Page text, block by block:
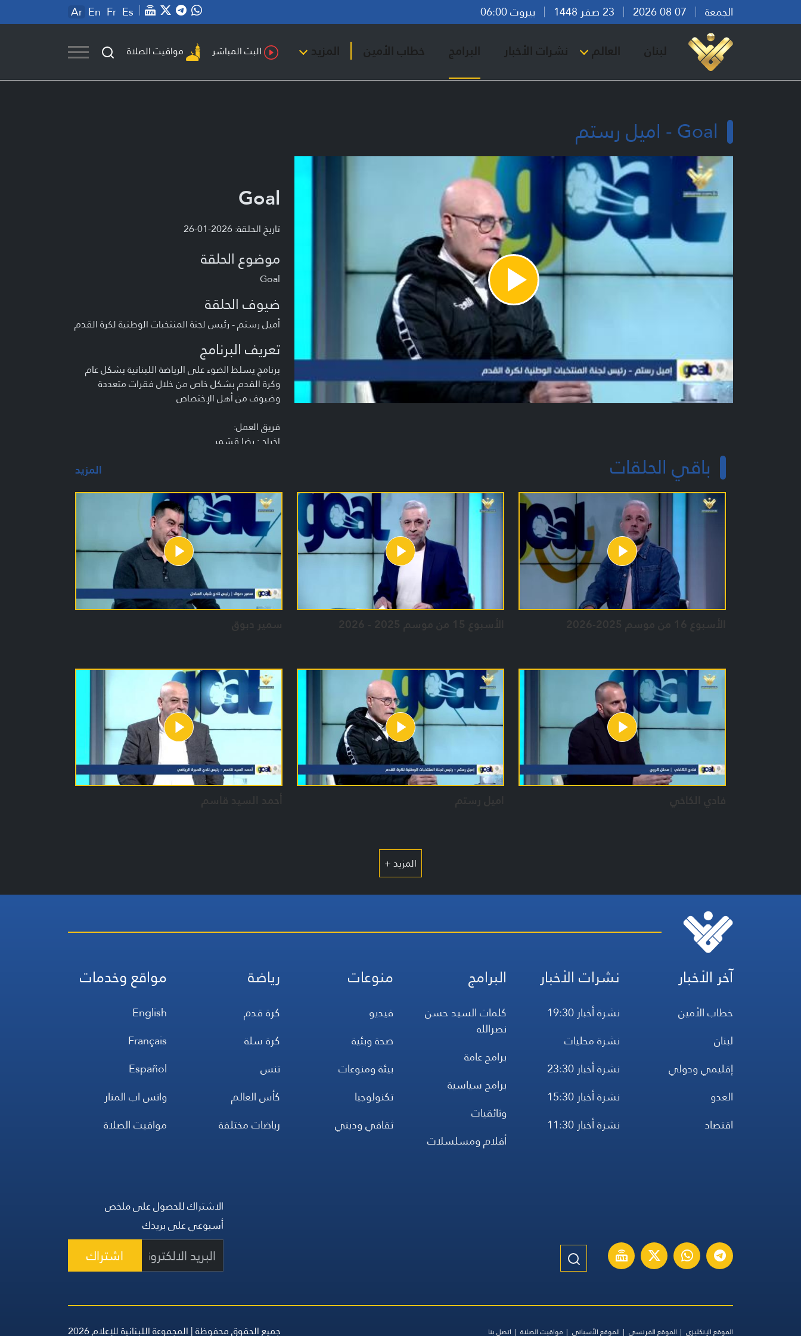
الجمعة بيروت 06:00 Ar En Fr Es
لبنان العالم نشرات الأخبار البرامج خطاب الأمين المزيد البث المباشر مواقيت الصلاة
Goal - اميل رستم
Play
Video
Goal
تاريخ الحلقة: 2026-01-26
موضوع الحلقة
Goal
ضيوف الحلقة
أميل رستم - رئيس لجنة المنتخبات الوطنية لكرة القدم
تعريف البرنامج
برنامج يسلط الضوء على الرياضة اللبنانية بشكل عام
وكرة القدم بشكل خاص من خلال فقرات متعددة
وضيوف من أهل الإختصاص
فريق العمل:
إخراج : رضا قشمر
باقي الحلقات المزيد
الأسبوع 16 من موسم 2025-2026 الأسبوع 15 من موسم 2025 - 2026 سمير دبوق
فادي الكاخي اميل رستم أحمد السيد قاسم
المزيد +
آخر الأخبار
خطاب الأمين
لبنان
إقليمي ودولي
العدو
اقتصاد
نشرات الأخبار
نشرة أخبار 19:30
نشرة محليات
نشرة أخبار 23:30
نشرة أخبار 15:30
نشرة أخبار 11:30
البرامج
كلمات السيد حسن
نصرالله
برامج عامة
برامج سياسية
وثائقيات
أفلام ومسلسلات
منوعات
فيديو
صحة وبئية
بيئة ومنوعات
تكنولوجيا
ثقافي وديني
رياضة
كرة قدم
كرة سلة
تنس
كأس العالم
رياضات مختلفة
مواقع وخدمات
English
Français
Español
واتس اب المنار
مواقيت الصلاة
الاشتراك للحصول على ملخص
أسبوعي على بريدك
اشتراك
الموقع الإنكليزي الموقع الفرنسي الموقع الأسباني مواقيت الصلاة اتصل بنا جميع الحقوق محفوظة | المجموعة اللبنانية للإعلام 2026